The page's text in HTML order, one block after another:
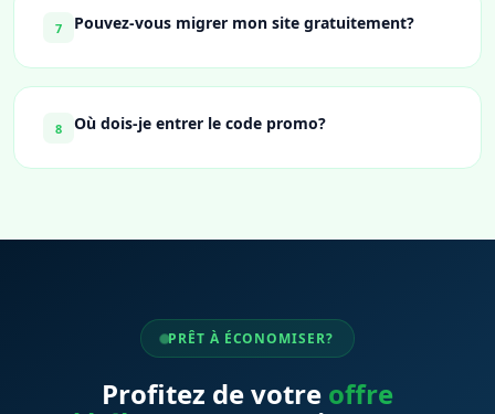
7 Pouvez-vous migrer mon site gratuitement?
8 Où dois-je entrer le code promo?
PRÊT À ÉCONOMISER?
Profitez de votre offre